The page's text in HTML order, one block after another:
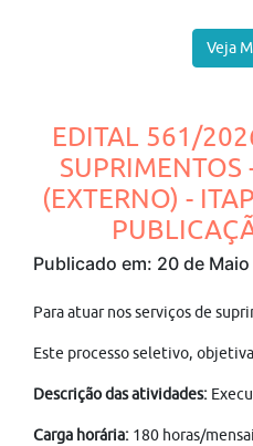
Veja
EDITAL 561/
(EXTERNO) -
Publicado em: 20 de
Para atuar nos serviços de
Este processo seletivo,
Descrição das atividades:
Carga horária: 180 horas/